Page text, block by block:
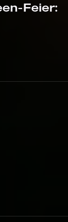
Feier: